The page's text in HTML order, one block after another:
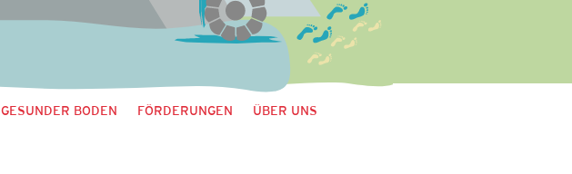
GESUNDER BODEN FÖRDERUNGEN ÜBER UNS